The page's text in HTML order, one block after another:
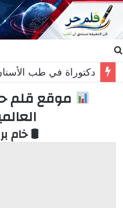
موقع قلم
🛢 خام